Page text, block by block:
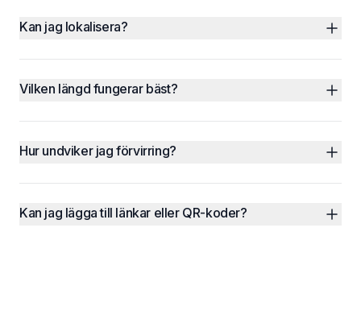
Kan jag lokalisera?
Vilken längd fungerar bäst?
Hur undviker jag förvirring?
Kan jag lägga till länkar eller QR-koder?